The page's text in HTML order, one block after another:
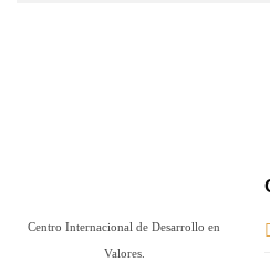
Centro Internacional de Desarrollo en
Valores.